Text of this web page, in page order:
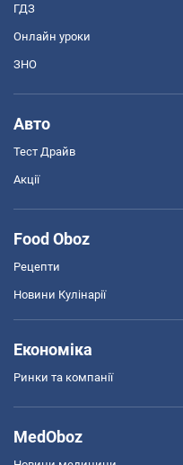
ГДЗ
Онлайн уроки
ЗНО
Авто
Тест Драйв
Акції
Food Oboz
Рецепти
Новини Кулінарії
Економіка
Ринки та компанії
MedOboz